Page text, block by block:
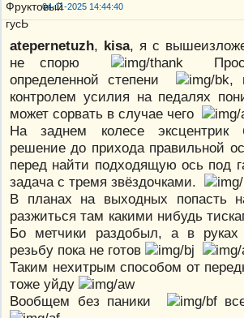
04-11-2025 14:44:40
atepernetuzh, kisa, я с
не спорю
определенной степени
,
контролем усилия на педалях
может сорвать в случае чего
На заднем колесе эксцентрик
решение до прихода правильной
перед найти подходящую ось под
задача с тремя звёздочками.
В планах на выходных попасть
разжиться там какими нибудь
Бо метчики раздобыл, а в руках
резьбу пока не готов
Таким нехитрым способом от
тоже уйду
Вообщем без паники